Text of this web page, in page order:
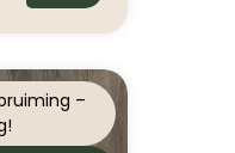
–